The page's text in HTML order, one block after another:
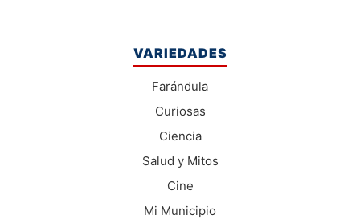
VARIEDADES
Farándula
Curiosas
Ciencia
Salud y Mitos
Cine
Mi Municipio